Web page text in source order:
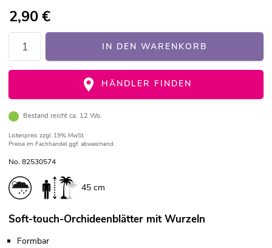
2,90€
IN DEN WARENKORB
HÄNDLER FINDEN
Bestand reicht ca. 12 Wo.
Listenpreis zzgl. 19% MwSt.
Preise im Fachhandel ggf. abweichend.
No. 82530574
45 cm
Soft-touch-Orchideenblätter mit Wurzeln
Formbar